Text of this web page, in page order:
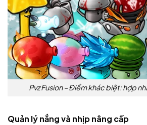
Pvz Fusion – Điểm khác biệt: hợp
Quản lý nắng và nhịp nâng cấp